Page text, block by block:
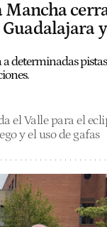
determinadas
el Valle para el
y el uso de gafas